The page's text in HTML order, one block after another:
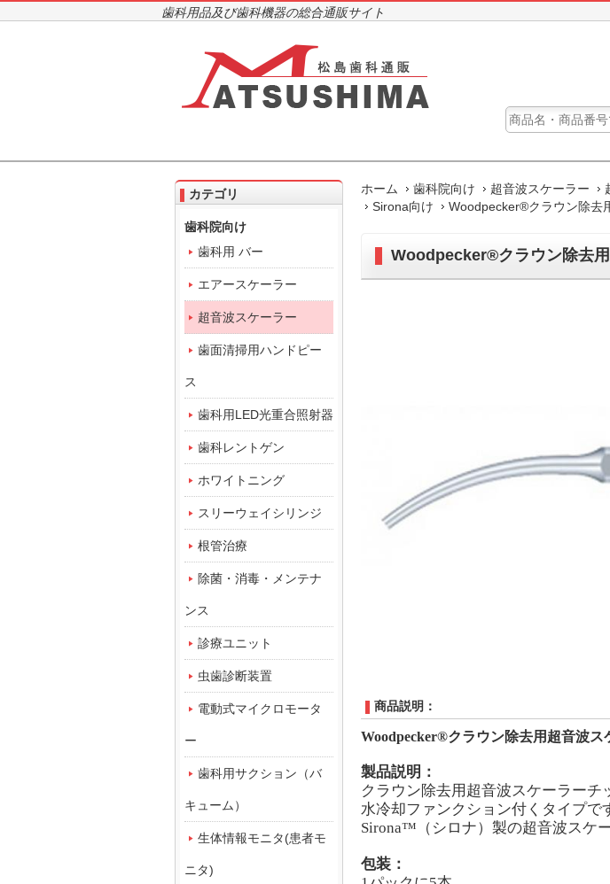
歯科用品及び歯科機器の総合通販サイト
ホーム 歯科院向け 超音波スケーラー
Sirona向け
Woodpecker®クラウン除去
Woodpecker®クラウン除去
商品説明：
Woodpecker®クラウン除去用 超音波ス
製品説明：
クラウン除去用超音波スケーラーチ
水冷却ファンクション付くタイプで
Sirona™（シロナ）製の超音波スケ
包装：
カテゴリ
歯科院向け
歯科用 バー
エアースケーラー
超音波スケーラー
歯面清掃用ハンドピー
ス
歯科用LED光重合照射器
歯科レントゲン
ホワイトニング
スリーウェイシリンジ
根管治療
除菌・消毒・メンテナ
ンス
診療ユニット
虫歯診断装置
電動式マイクロモータ
ー
歯科用サクション（バ
キューム）
生体情報モニタ(患者モ
ニタ)